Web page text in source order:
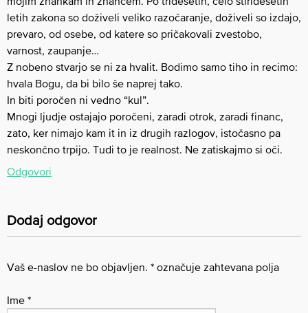
letih zakona so doživeli veliko razočaranje, doživeli so izdajo,
prevaro, od osebe, od katere so pričakovali zvestobo,
varnost, zaupanje…
Z nobeno stvarjo se ni za hvalit. Bodimo samo tiho in recimo:
hvala Bogu, da bi bilo še naprej tako.
In biti poročen ni vedno “kul”.
Mnogi ljudje ostajajo poročeni, zaradi otrok, zaradi financ,
zato, ker nimajo kam it in iz drugih razlogov, istočasno pa
neskončno trpijo. Tudi to je realnost. Ne zatiskajmo si oči.
Odgovori
Dodaj odgovor
Vaš e-naslov ne bo objavljen. * označuje zahtevana polja
Ime *